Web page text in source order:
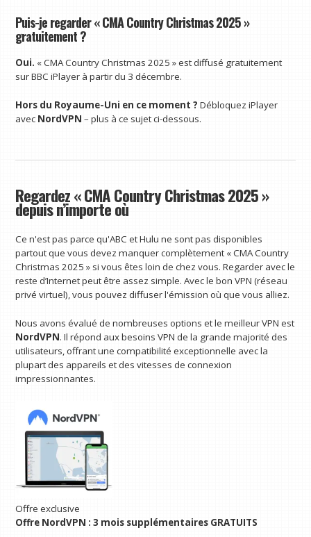
Puis-je regarder « CMA Country Christmas 2025 »
gratuitement ?
Oui. « CMA Country Christmas 2025 » est diffusé gratuitement
sur BBC iPlayer à partir du 3 décembre.
Hors du Royaume-Uni en ce moment ? Débloquez iPlayer
avec NordVPN – plus à ce sujet ci-dessous.
Regardez « CMA Country Christmas 2025 »
depuis n’importe où
Ce n'est pas parce qu'ABC et Hulu ne sont pas disponibles
partout que vous devez manquer complètement « CMA Country
Christmas 2025 » si vous êtes loin de chez vous. Regarder avec le
reste d’Internet peut être assez simple. Avec le bon VPN (réseau
privé virtuel), vous pouvez diffuser l'émission où que vous alliez.
Nous avons évalué de nombreuses options et le meilleur VPN est
NordVPN. Il répond aux besoins VPN de la grande majorité des
utilisateurs, offrant une compatibilité exceptionnelle avec la
plupart des appareils et des vitesses de connexion
impressionnantes.
Offre exclusive
Offre NordVPN : 3 mois supplémentaires GRATUITS